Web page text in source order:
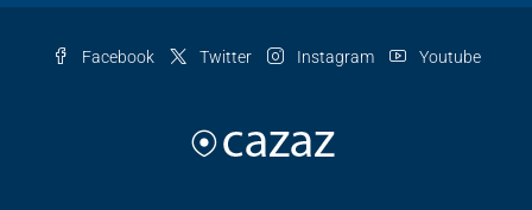
Facebook Twitter Instagram Youtube